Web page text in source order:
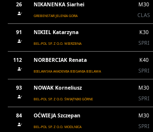
26 NIKANENKA Siarhei
GREBENSTAR JELENIA GORA
M30
CLAS
91 NIKIEL Katarzyna
BEL-POL SP. Z O.O. WIERZBNA
K30
SPRI
112 NORBERCIAK Renata
BIELAWSKA AKADEMIA BIEGANIA BIELAWA
K40
SPRI
93 NOWAK Korneliusz
BEL-POL SP. Z O.O. ŚWIĄTNIKI GÓRNE
M30
SPRI
84 OĆWIEJA Szczepan
BEL-POL SP. Z O.O. MODLNICA
M30
SPRI